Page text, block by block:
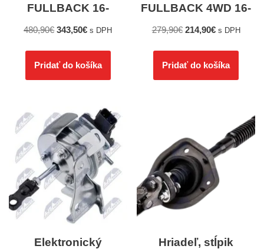
FULLBACK 16-
480,90€ 343,50€ s DPH
Pridať do košíka
FULLBACK 4WD 16-
279,90€ 214,90€ s DPH
Pridať do košíka
Elektronický
Hriadeľ, stĺpik